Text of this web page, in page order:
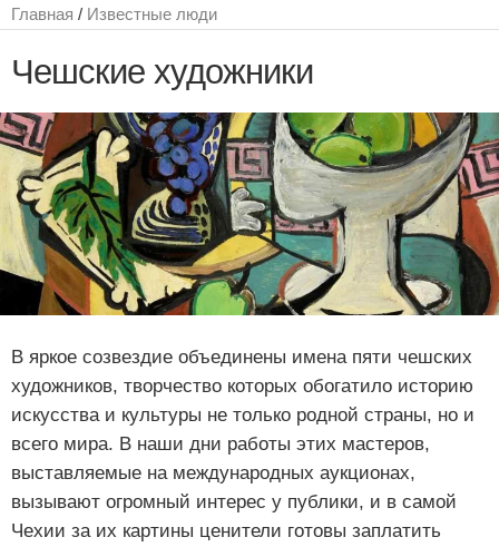
Главная / Известные люди
Чешские художники
В яркое созвездие объединены имена пяти чешских
художников, творчество которых обогатило историю
искусства и культуры не только родной страны, но и
всего мира. В наши дни работы этих мастеров,
выставляемые на международных аукционах,
вызывают огромный интерес у публики, и в самой
Чехии за их картины ценители готовы заплатить